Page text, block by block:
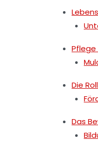
Pflege
Die
Das